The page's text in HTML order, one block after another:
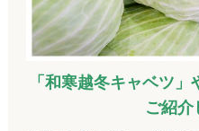
「和寒越冬キャベツ
ご紹介